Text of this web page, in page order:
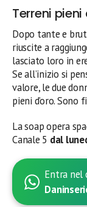
Terreni pieni
Dopo tante e
riuscite a
lasciato loro in
Se all’inizio si
valore, le due
pieni d’oro.
La soap opera
Canale 5 dal
Entra nel